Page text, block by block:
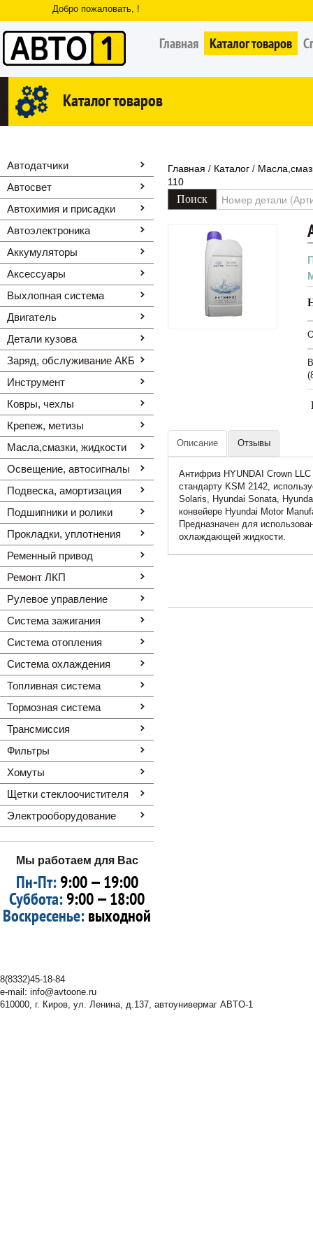
Добро пожаловать, !
Главная Каталог товаров
Каталог товаров
Автодатчики
Автосвет
Автохимия и присадки
Автоэлектроника
Аккумуляторы
Аксессуары
Выхлопная система
Двигатель
Детали кузова
Заряд, обслуживание АКБ
Инструмент
Ковры, чехлы
Крепеж, метизы
Масла,смазки, жидкости
Освещение, автоcигналы
Подвеска, амортизация
Подшипники и ролики
Прокладки, уплотнения
Ременный привод
Ремонт ЛКП
Рулевое управление
Система зажигания
Система отопления
Система охлаждения
Топливная система
Тормозная система
Трансмиссия
Фильтры
Хомуты
Щетки стеклоочистителя
Электрооборудование
Мы работаем для Вас
Пн-Пт:9:00 — 19:00
Суббота:9:00 — 18:00
Воскресенье:выходной
Главная / Каталог /
110
Описание Отзывы
Антифриз HYUNDAI Crown
стандарту KSM 2142,
Solaris, Hyundai Sonata,
конвейере Hyundai Motor
Предназначен для
охлаждающей жидкости.
8(8332)45-18-84
e-mail: info@avtoone.ru
610000, г. Киров, ул. Ленина, д.137, автоунивермаг ABTO-1